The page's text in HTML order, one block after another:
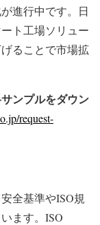
進行中です。日
ト工場ソリュー
ることで市場拡
ンプルをダウン
request-
全基準やISO規
ます。ISO